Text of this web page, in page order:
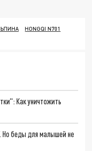
HONGQI N701
Как уничтожить
Но беды для малышей не